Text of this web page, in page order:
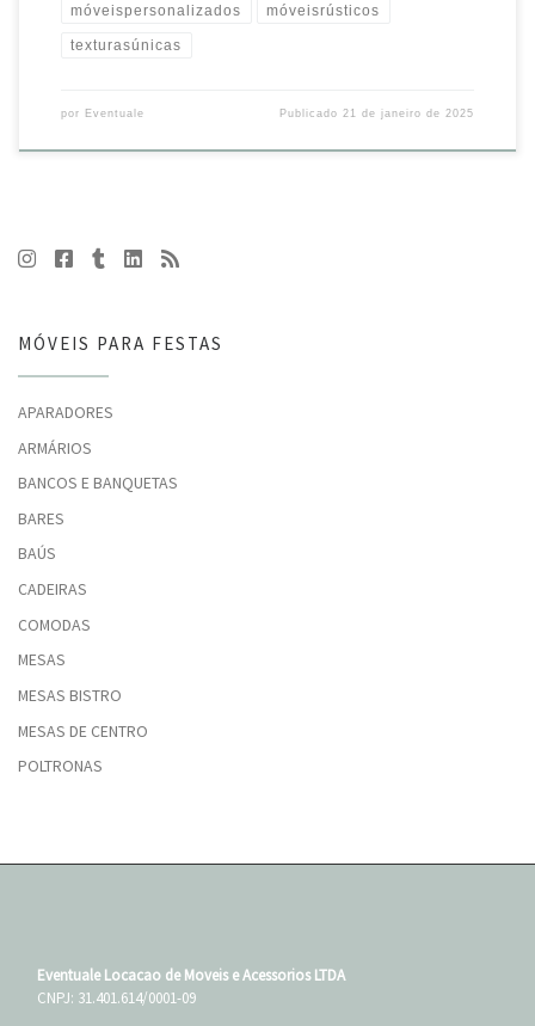
móveispersonalizados móveisrústicos
texturasúnicas
por Eventuale Publicado21 de janeiro de 2025
MÓVEIS PARA FESTAS
APARADORES
ARMÁRIOS
BANCOS E BANQUETAS
BARES
BAÚS
CADEIRAS
COMODAS
MESAS
MESAS BISTRO
MESAS DE CENTRO
POLTRONAS
Eventuale Locacao de Moveis e Acessorios LTDA
CNPJ: 31.401.614/0001-09